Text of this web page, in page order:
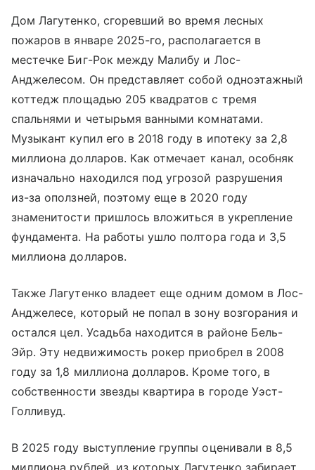
Дом Лагутенко, сгоревший во время лесных
пожаров в январе 2025-го, располагается в
местечке Биг-Рок между Малибу и Лос-
Анджелесом. Он представляет собой одноэтажный
коттедж площадью 205 квадратов с тремя
спальнями и четырьмя ванными комнатами.
Музыкант купил его в 2018 году в ипотеку за 2,8
миллиона долларов. Как отмечает канал, особняк
изначально находился под угрозой разрушения
из-за оползней, поэтому еще в 2020 году
знаменитости пришлось вложиться в укрепление
фундамента. На работы ушло полтора года и 3,5
миллиона долларов.
Также Лагутенко владеет еще одним домом в Лос-
Анджелесе, который не попал в зону возгорания и
остался цел. Усадьба находится в районе Бель-
Эйр. Эту недвижимость рокер приобрел в 2008
году за 1,8 миллиона долларов. Кроме того, в
собственности звезды квартира в городе Уэст-
Голливуд.
В 2025 году выступление группы оценивали в 8,5